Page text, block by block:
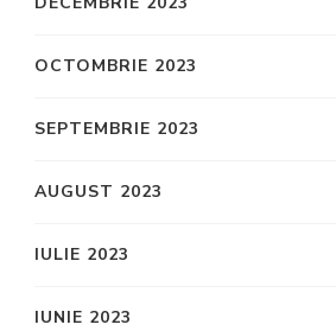
OCTOMBRIE 2023
SEPTEMBRIE 2023
AUGUST 2023
IULIE 2023
IUNIE 2023